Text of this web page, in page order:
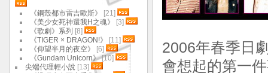
2006年春季日
會想起的第一
《鋼殼都市雷吉歐斯》
[21]
《美少女死神還我H之魂》
[3]
《歌劇》系列 [8]
《TIGER × DRAGON!》
[11]
《仰望半月的夜空》
[6]
《Gundam Unicorn》[10]
尖端代理輕小說 [13]